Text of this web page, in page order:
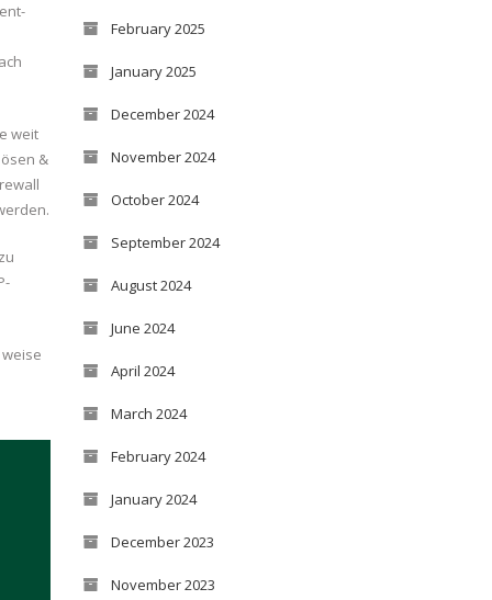
weit
&
February 2025
January 2025
December 2024
November 2024
October 2024
September 2024
August 2024
June 2024
April 2024
March 2024
February 2024
January 2024
December 2023
November 2023